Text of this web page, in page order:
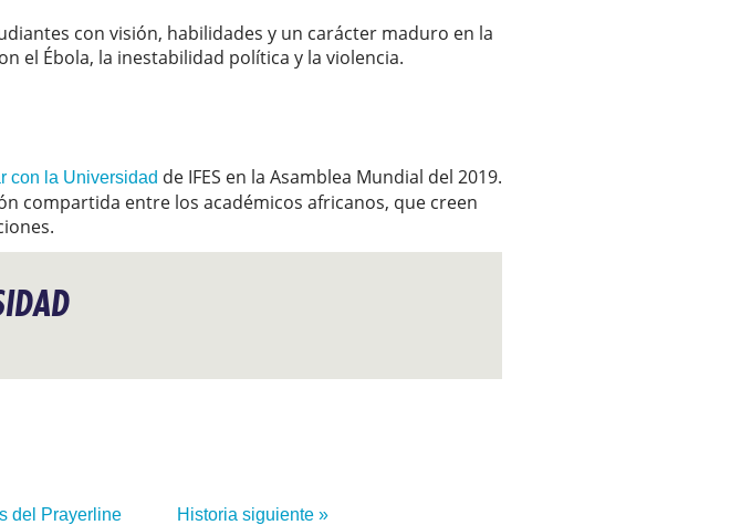
con visión, habilidades y un carácter maduro en la
el Ébola, la inestabilidad política y la violencia.
con la Universidad de IFES en la Asamblea Mundial del 2019.
compartida entre los académicos africanos, que creen
del Prayerline Historia siguiente »